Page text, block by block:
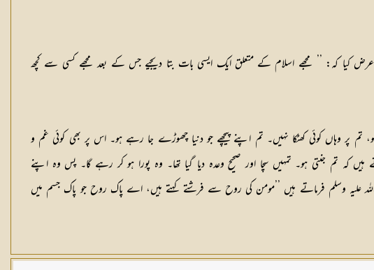
کیا کہ: ’’ مجھے اسلام کے متعلق ایک ایسی بات بتا دیجیے جس کے بعد مجھے کسی سے کچھ
کوئی کھٹکا نہیں۔ تم اپنے پیچھے جو دنیا چھوڑے جا رہے ہو۔ اس پر بھی کوئی غم و
جنتی ہو۔ تمہیں سچا اور صحیح وعدہ دیا گیا تھا۔ وہ پورا ہو کر رہے گا۔ پس وہ اپنے
علیہ وسلم فرماتے ہیں ’’مومن کی روح سے فرشتے کہتے ہیں، اے پاک روح جو پاک جسم میں